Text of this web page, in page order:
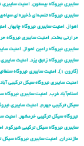
سایبری نیروگاه بیستون, امنیت سایبری
سایبری نیروگاه تلمبه‌ای ذخیره‌ای
اهواز , امنیت سایبری نیروگاه چابهار ,
حرارتی بعثت, امنیت سایبری نیروگاه
سایبری نیروگاه رامین اهواز , امنیت
سایبری نیروگاه زنبق یزد, امنیت سایبری
(کارون ۱)
, امنیت سایبری نیروگاه
امنیت سایبری نیروگاه سیکل ترکیبی
اسلام‌آباد غرب, امنیت سایبری نیروگاه
سیکل ترکیبی جهرم, امنیت سایبری
نیروگاه سیکل ترکیبی خرمشهر , امنیت
سایبری نیروگاه سیکل ترکیبی شیرکوه,
مازندران, امنیت سایبری نیروگاه سیکل